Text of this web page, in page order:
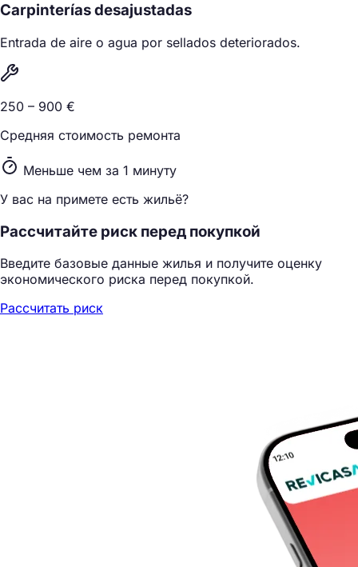
Carpinterías desajustadas
Entrada de aire o agua por sellados deteriorados.
250 – 900 €
Средняя стоимость ремонта
Меньше чем за 1 минуту
У вас на примете есть жильё?
Рассчитайте риск перед покупкой
Введите базовые данные жилья и получите оценку
экономического риска перед покупкой.
Рассчитать риск